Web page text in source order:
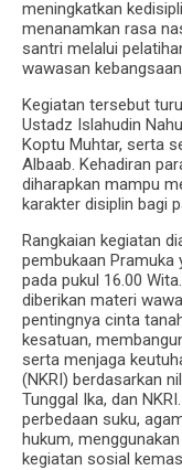
meningkatkan
menanamkan rasa
santri melalui
wawasan
Kegiatan tersebut
Ustadz Islahudin
Koptu Muhtar, serta
Albaab. Kehadiran
diharapkan mampu
karakter disiplin bagi
Rangkaian kegiatan
pembukaan Pramuka
pada pukul 16.00
diberikan materi
pentingnya cinta
kesatuan,
serta menjaga
(NKRI) berdasarkan
Tunggal Ika, dan
perbedaan suku,
hukum,
kegiatan sosial